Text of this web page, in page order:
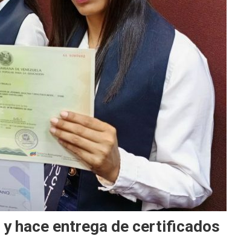
hace entrega de certificados